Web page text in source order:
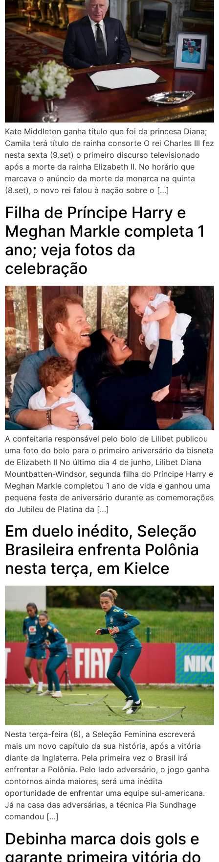
Kate Middleton ganha título que foi da princesa Diana;
Camila terá título de rainha consorte O rei Charles III fez
nesta sexta (9.set) o primeiro discurso televisionado
após a morte da rainha Elizabeth II. No horário que
marcava o anúncio da morte da monarca na quinta
(8.set), o novo rei falou à nação sobre o […]
Filha de Príncipe Harry e
Meghan Markle completa 1
ano; veja fotos da
celebração
A confeitaria responsável pelo bolo de Lilibet publicou
uma foto do bolo para o primeiro aniversário da bisneta
de Elizabeth II No último dia 4 de junho, Lilibet Diana
Mountbatten-Windsor, segunda filha do Príncipe Harry e
Meghan Markle completou 1 ano de vida e ganhou uma
pequena festa de aniversário durante as comemorações
do Jubileu de Platina da […]
Em duelo inédito, Seleção
Brasileira enfrenta Polônia
nesta terça, em Kielce
Nesta terça-feira (8), a Seleção Feminina escreverá
mais um novo capítulo da sua história, após a vitória
diante da Inglaterra. Pela primeira vez o Brasil irá
enfrentar a Polônia. Pelo lado adversário, o jogo ganha
contornos ainda maiores, será uma inédita
oportunidade de enfrentar uma equipe sul-americana.
Já na casa das adversárias, a técnica Pia Sundhage
comandou […]
Debinha marca dois gols e
garante primeira vitória do